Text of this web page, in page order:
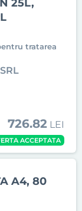
25L,
tratarea
726.82 LEI
ACCEPTATA
A4, 80